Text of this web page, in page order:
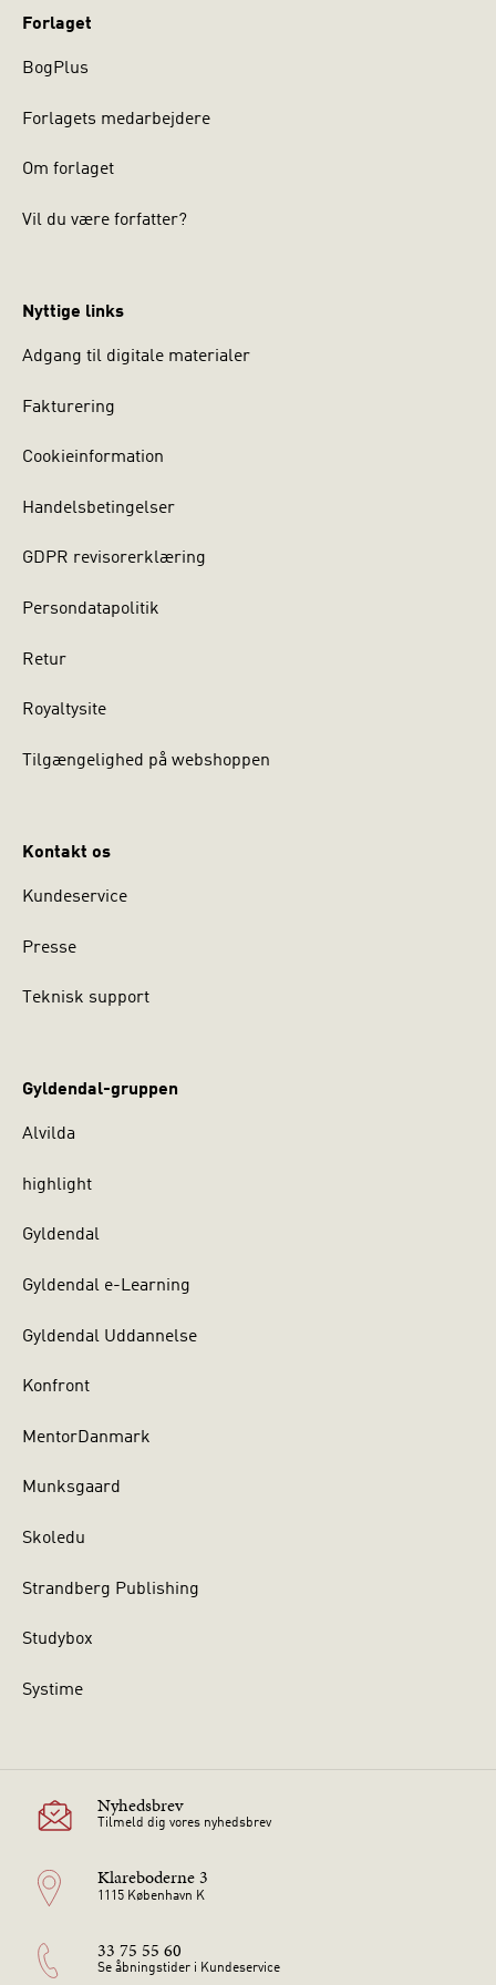
udviklingspsykologi. Tidligere har hun udgivet bøgerne
Hjerne, samhørighed, personlighed
årrække arbejdet i psykiatrien og desuden fungeret som
Forlaget
BogPlus
Forlagets medarbejdere
Om forlaget
Vil du være forfatter?
Nyttige links
Adgang til digitale materialer
Fakturering
Cookieinformation
Handelsbetingelser
GDPR revisorerklæring
Persondatapolitik
Retur
Royaltysite
Tilgængelighed på webshoppen
Kontakt os
Kundeservice
Presse
Teknisk support
Gyldendal-gruppen
Alvilda
highlight
Gyldendal
Gyldendal e-Learning
Gyldendal Uddannelse
Konfront
MentorDanmark
Munksgaard
Skoledu
Strandberg Publishing
Studybox
Systime
Nyhedsbrev
Tilmeld dig vores nyhedsbrev
Klareboderne 3
1115 København K
33 75 55 60
Se åbningstider i Kundeservice